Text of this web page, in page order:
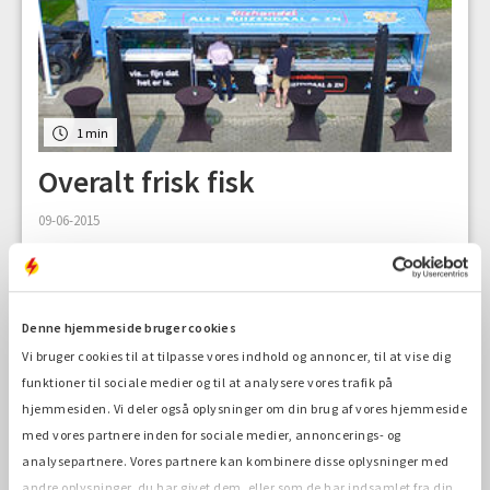
Denne hjemmeside bruger cookies
Vi bruger cookies til at tilpasse vores indhold og annoncer, til at vise dig
funktioner til sociale medier og til at analysere vores trafik på
hjemmesiden. Vi deler også oplysninger om din brug af vores hjemmeside
med vores partnere inden for sociale medier, annoncerings- og
analysepartnere. Vores partnere kan kombinere disse oplysninger med
1 min
Overalt frisk fisk
09-06-2015